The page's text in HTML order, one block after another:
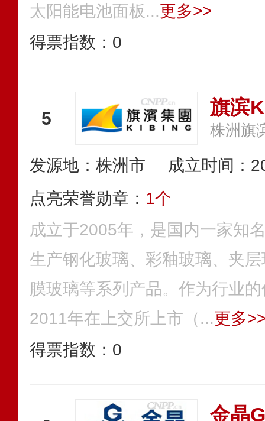
太阳能电池面板...更多>>
得票指数： 0
5 旗滨
株洲旗
发源地：株洲市
成立时间：
点亮荣誉勋章： 1个
成立于2005年，是国内一家知
生产钢化玻璃、彩釉玻璃、夹
膜玻璃等系列产品。作为行业
2011年在上交所上市（...更多
得票指数： 0
金晶